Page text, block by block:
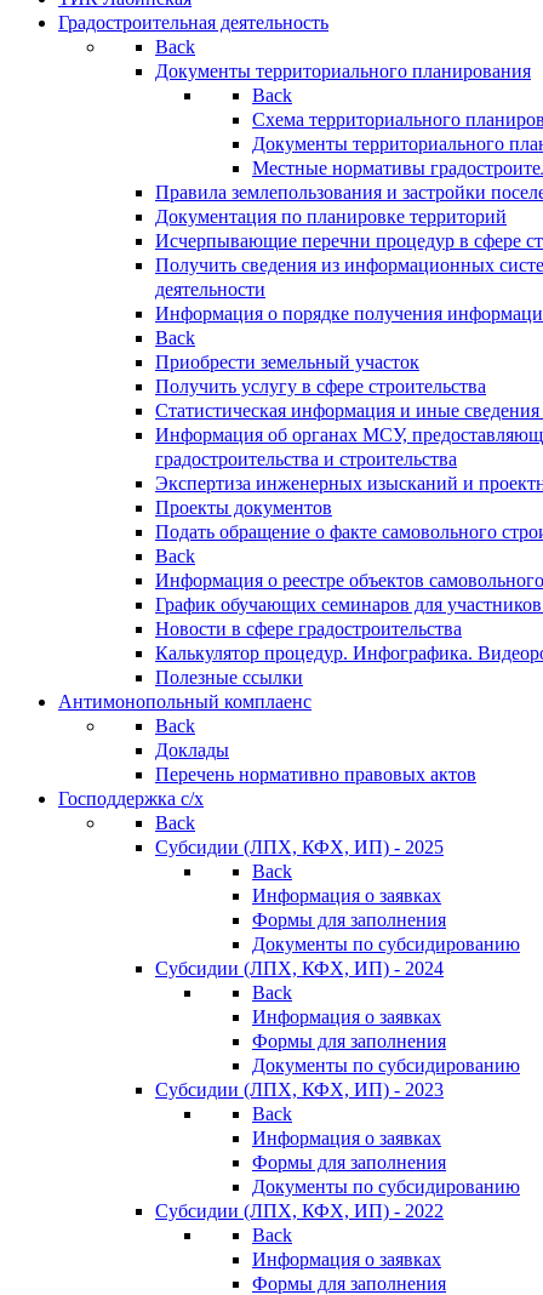
Градостроительная деятельность
Back
Документы территориального планирования
Back
Схема территориального
Документы территориального
Местные нормативы
Правила землепользования и застройки
Документация по планировке территорий
Исчерпывающие перечни процедур в сфере
Получить сведения из информационных
деятельности
Информация о порядке получения
Back
Приобрести земельный участок
Получить услугу в сфере строительства
Статистическая информация и иные сведения
Информация об органах МСУ,
градостроительства и строительства
Экспертиза инженерных изысканий и
Проекты документов
Подать обращение о факте самовольного
Back
Информация о реестре объектов
График обучающих семинаров для участников
Новости в сфере градостроительства
Калькулятор процедур. Инфографика.
Полезные ссылки
Антимонопольный комплаенс
Back
Доклады
Перечень нормативно правовых актов
Господдержка с/х
Back
Субсидии (ЛПХ, КФХ, ИП) - 2025
Back
Информация о заявках
Формы для заполнения
Документы по субсидированию
Субсидии (ЛПХ, КФХ, ИП) - 2024
Back
Информация о заявках
Формы для заполнения
Документы по субсидированию
Субсидии (ЛПХ, КФХ, ИП) - 2023
Back
Информация о заявках
Формы для заполнения
Документы по субсидированию
Субсидии (ЛПХ, КФХ, ИП) - 2022
Back
Информация о заявках
Формы для заполнения